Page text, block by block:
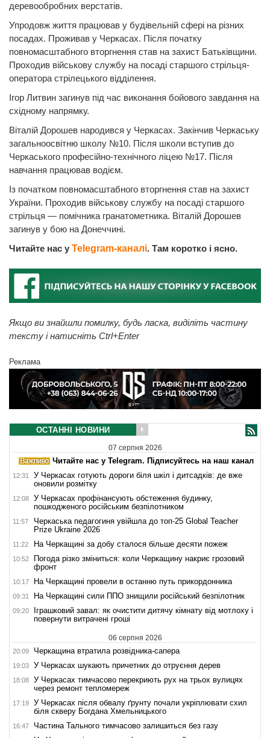
деревообробних верстатів.
Упродовж життя працював у будівельній сфері на різних
посадах. Проживав у Черкасах. Після початку
повномасштабного вторгнення став на захист Батьківщини.
Проходив військову службу на посаді старшого стрільця-
оператора стрілецького відділення.
Ігор Литвин загинув під час виконання бойового завдання на
східному напрямку.
Віталій Дорошев народився у Черкасах. Закінчив Черкаську
загальноосвітню школу №10. Після школи вступив до
Черкаського професійно-технічного ліцею №17. Після
навчання працював водієм.
Із початком повномасштабного вторгнення став на захист
України. Проходив військову службу на посаді старшого
стрільця — помічника гранатометника. Віталій Дорошев
загинув у бою на Донеччині.
Читайте нас у Telegram-каналі. Там коротко і ясно.
Якщо ви знайшли помилку, будь ласка, виділіть частину
тексту і натисніть Ctrl+Enter
Реклама
ОСТАННІ НОВИНИ
07 серпня 2026
Читайте нас у Telegram. Підписуйтесь на наш канал
12:31
У Черкасах готують дороги біля шкіл і дитсадків: де вже
оновили розмітку
12:08
У Черкасах профінансують обстеження будинку,
пошкодженого російським безпілотником
11:57
Черкаська педагогиня увійшла до топ-25 Global Teacher
Prize Ukraine 2026
11:22 На Черкащині за добу сталося більше десяти пожеж
10:52
Погода різко зміниться: коли Черкащину накриє грозовий
фронт
10:17 На Черкащині провели в останню путь прикордонника
09:31 На Черкащині сили ППО знищили російський безпілотник
09:20
Іграшковий завал: як очистити дитячу кімнату від мотлоху і
повернути витрачені гроші
06 серпня 2026
20:09 Черкащина втратила розвідника-сапера
19:03 У Черкасах шукають причетних до отруєння дерев
18:08
У Черкасах тимчасово перекриють рух на трьох вулицях
через ремонт тепломереж
17:19
У Черкасах після обвалу ґрунту почали укріплювати схил
біля скверу Богдана Хмельницького
16:47 Частина Тального тимчасово залишиться без газу